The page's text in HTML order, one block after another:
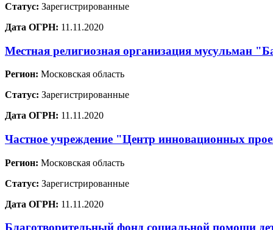
Статус: Зарегистрированные
Дата ОГРН: 11.11.2020
Местная религиозная организация мусульман
Регион: Московская область
Статус: Зарегистрированные
Дата ОГРН: 11.11.2020
Частное учреждение "Центр инновационных
Регион: Московская область
Статус: Зарегистрированные
Дата ОГРН: 11.11.2020